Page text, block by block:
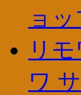
ョ
リ
ワ